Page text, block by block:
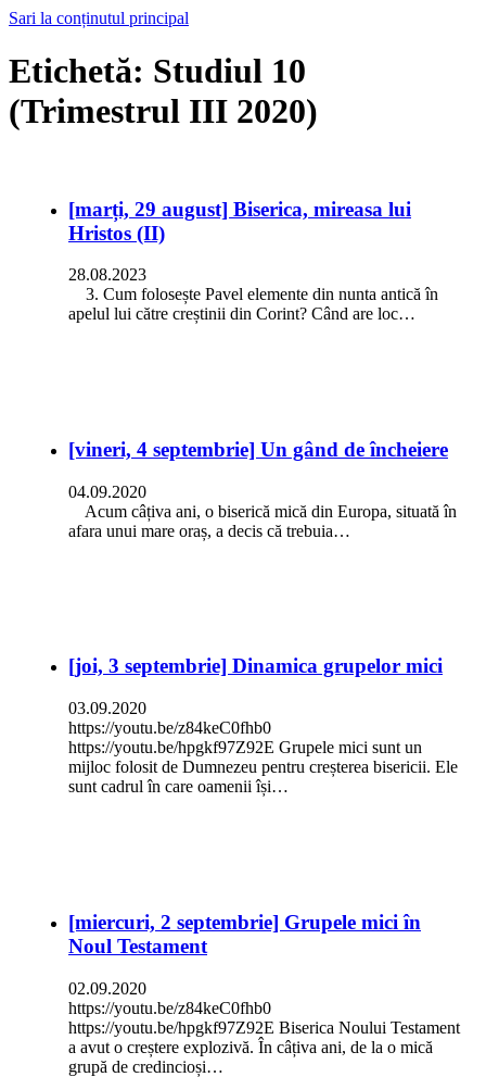
Sari la conținutul principal
Etichetă: Studiul 10
(Trimestrul III 2020)
[marți, 29 august] Biserica, mireasa lui
Hristos (II)
28.08.2023
3. Cum folosește Pavel elemente din nunta antică în
apelul lui către creștinii din Corint? Când are loc…
[vineri, 4 septembrie] Un gând de încheiere
04.09.2020
Acum câțiva ani, o biserică mică din Europa, situată în
afara unui mare oraș, a decis că trebuia…
[joi, 3 septembrie] Dinamica grupelor mici
03.09.2020
https://youtu.be/z84keC0fhb0
https://youtu.be/hpgkf97Z92E Grupele mici sunt un
mijloc folosit de Dumnezeu pentru creșterea bisericii. Ele
sunt cadrul în care oamenii își…
[miercuri, 2 septembrie] Grupele mici în
Noul Testament
02.09.2020
https://youtu.be/z84keC0fhb0
https://youtu.be/hpgkf97Z92E Biserica Noului Testament
a avut o creștere explozivă. În câțiva ani, de la o mică
grupă de credincioși…